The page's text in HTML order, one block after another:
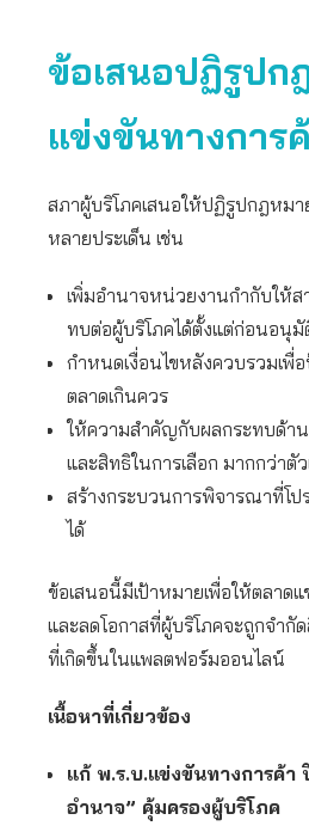
ข้อเสนอปฏิรูปก
แข่งขันทางการ
สภาผู้บริโภคเสนอให้ปฏิรูปกฎหมา
หลายประเด็น เช่น
เพิ่มอำนาจหน่วยงานกำกับให้ส
ทบต่อผู้บริโภคได้ตั้งแต่ก่อนอนุมั
กำหนดเงื่อนไขหลังควบรวมเพื่
ตลาดเกินควร
ให้ความสำคัญกับผลกระทบด้า
และสิทธิในการเลือก มากกว่าตั
สร้างกระบวนการพิจารณาที่โป
ได้
ข้อเสนอนี้มีเป้าหมายเพื่อให้ตลาด
และลดโอกาสที่ผู้บริโภคจะถูกจำ
ที่เกิดขึ้นในแพลตฟอร์มออนไลน์
เนื้อหาที่เกี่ยวข้อง
แก้ พ.ร.บ.แข่งขันทางการค้
อำนาจ” คุ้มครองผู้บริโภค